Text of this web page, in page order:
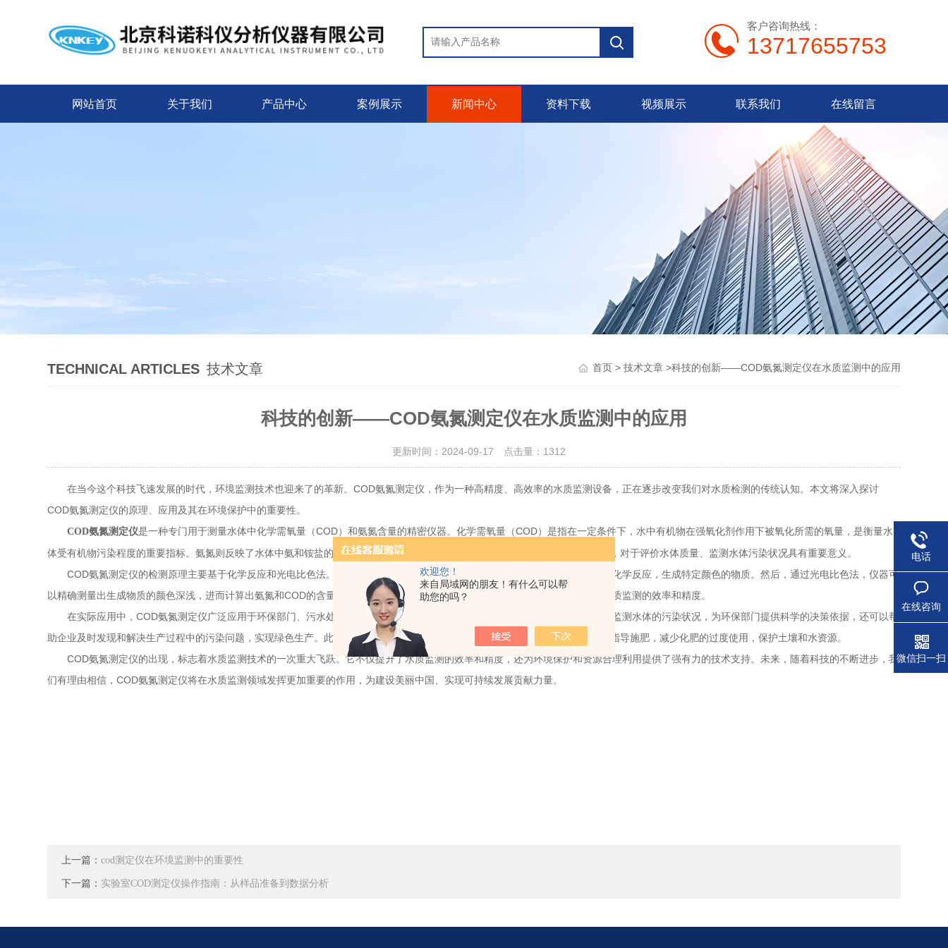
欢迎您！
来自局域网的朋友！有什么可以帮
助您的吗？
客户咨询热线：
13717655753
网站首页 关于我们 产品中心 案例展示 新闻中心 资料下载 视频展示 联系我们 在线留言
TECHNICAL ARTICLES 技术文章 首页> 技术文章>科技的创新——COD氨氮测定仪在水质监测中的应用
科技的创新——COD氨氮测定仪在水质监测中的应用
更新时间：2024-09-17 点击量： 1312
在当今这个科技飞速发展的时代，环境监测技术也迎来了的革新。COD氨氮测定仪，作为一种高精度、高效率的水质监测设备，正在逐步改变我们对水质检测的传统认知。本文将深入探讨
COD氨氮测定仪的原理、应用及其在环境保护中的重要性。
COD氨氮测定仪是一种专门用于测量水体中化学需氧量（COD）和氨氮含量的精密仪器。化学需氧量（COD）是指在一定条件下，水中有机物在强氧化剂作用下被氧化所需的氧量，是衡量水
体受有机物污染程度的重要指标。氨氮则反映了水体中氨和铵盐的含量，是判断水体富营养化程度的关键参数。这两项指标的测定，对于评价水体质量、监测水体污染状况具有重要意义。
COD氨氮测定仪的检测原理主要基于化学反应和光电比色法。仪器通过向水样中加入特定的化学试剂，引发与氨氮和有机物的化学反应，生成特定颜色的物质。然后，通过光电比色法，仪器可
以精确测量出生成物质的颜色深浅，进而计算出氨氮和COD的含量。这种测定方法不仅快速、准确，而且操作简便，大大提高了水质监测的效率和精度。
在实际应用中，COD氨氮测定仪广泛应用于环保部门、污水处理厂、自来水厂、化工企业、农业灌溉等领域。它不仅可以实时监测水体的污染状况，为环保部门提供科学的决策依据，还可以帮
助企业及时发现和解决生产过程中的污染问题，实现绿色生产。此外，对于农业灌溉而言，通过监测水质中的氨氮含量，可以科学指导施肥，减少化肥的过度使用，保护土壤和水资源。
COD氨氮测定仪的出现，标志着水质监测技术的一次重大飞跃。它不仅提升了水质监测的效率和精度，还为环境保护和资源合理利用提供了强有力的技术支持。未来，随着科技的不断进步，我
们有理由相信，COD氨氮测定仪将在水质监测领域发挥更加重要的作用，为建设美丽中国、实现可持续发展贡献力量。
上一篇：cod测定仪在环境监测中的重要性
下一篇： 实验室COD测定仪操作指南：从样品准备到数据分析
电话
在线咨询
微信扫一扫